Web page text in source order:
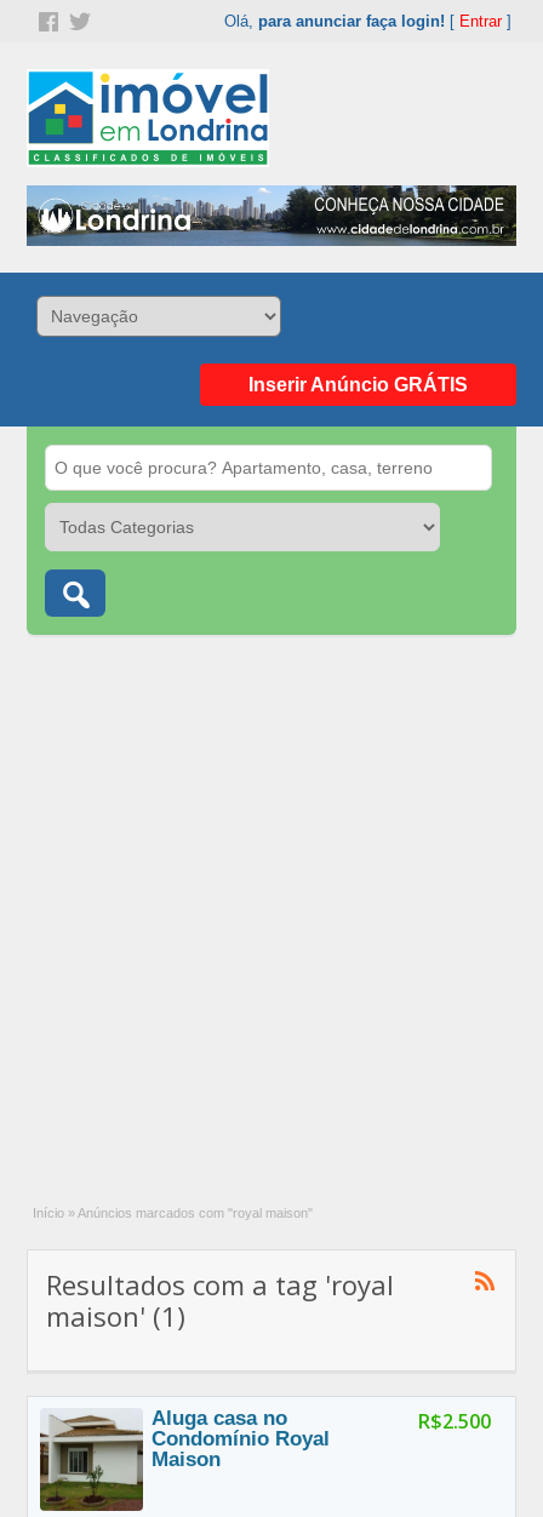
Olá, para anunciar faça login! [ Entrar]
Inserir Anúncio GRÁTIS
Início » Anúncios marcados com "royal maison"
Resultados com a tag 'royal
maison' (1)
R$2.500
Aluga casa no
Condomínio Royal
Maison